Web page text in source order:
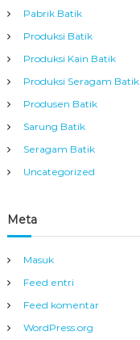
Pabrik Batik
Produksi Batik
Produksi Kain Batik
Produksi Seragam Batik
Produsen Batik
Sarung Batik
Seragam Batik
Uncategorized
Meta
Masuk
Feed entri
Feed komentar
WordPress.org